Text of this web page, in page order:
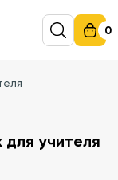
0
учителя